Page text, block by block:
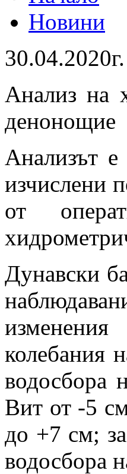
Новини
30.04.2020г.
Анализ на
денонощие
Анализът
изчислени
от
Дунавски
колебания
водосбора
Вит от -5
до +7 см;
водосбора